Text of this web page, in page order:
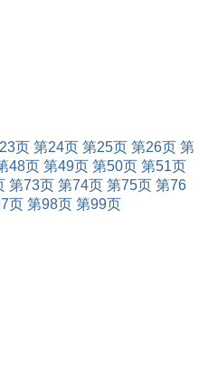
页 第24页 第25页 第26页 第
48页 第49页 第50页 第51页
第73页 第74页 第75页 第76
页 第98页 第99页